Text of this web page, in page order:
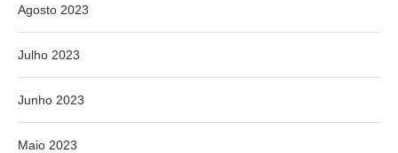
Agosto 2023
Julho 2023
Junho 2023
Maio 2023